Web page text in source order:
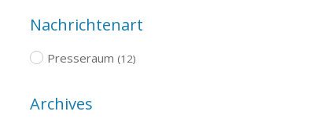
Nachrichtenart
Presseraum (12)
Archives